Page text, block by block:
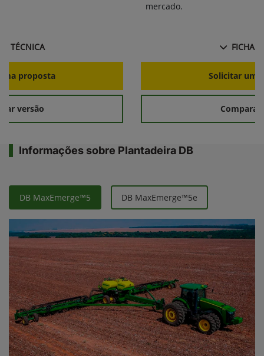
TÉCNICA
proposta
versão
mercado.
FICHA
Solicitar
Comparar
Informações sobre Plantadeira DB
DB MaxEmerge™5 DB MaxEmerge™5e